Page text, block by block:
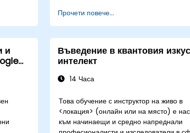
Прочети повече...
и
Въведение в квантовия
интелект
14 Часа
Това обучение с инструктор на живо в
<локация> (онлайн или на място) е
към начинаещи и средно напреднали